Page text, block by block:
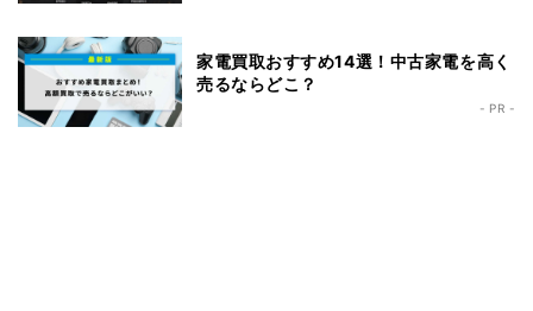
家電買取おすすめ14選！中古家電を高く
売るならどこ？
- PR -